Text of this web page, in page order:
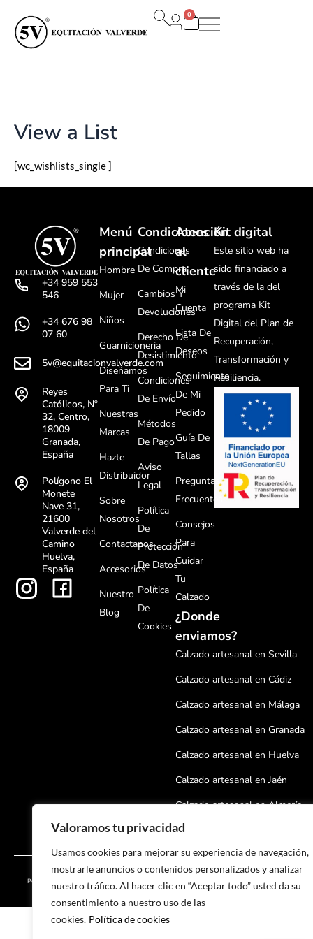
Valoramos tu privacidad
Usamos cookies para mejorar su experiencia de navegación,
mostrarle anuncios o contenidos personalizados y analizar
nuestro tráfico. Al hacer clic en “Aceptar todo” usted da su
consentimiento a nuestro uso de las
cookies. Política de cookies
contenido
0
Carrito
View a List
[wc_wishlists_single ]
+34 959 553
546
+34 676 98
07 60
5v@equitacionvalverde.com
Reyes
Católicos, Nº
32, Centro,
18009
Granada,
España
Polígono El
Monete
Nave 31,
21600
Valverde del
Camino
Huelva,
España
Menú
principal
Hombre
Mujer
Niños
Guarnicioneria
Diseñamos
Para Ti
Nuestras
Marcas
Hazte
Distribuidor
Sobre
Nosotros
Contactanos
Accesorios
Nuestro
Blog
Condiciones
Condiciones
De Compra
Cambios Y
Devoluciones
Derecho De
Desistimiento
Condiciones
De Envío
Métodos
De Pago
Aviso
Legal
Política
De
Protección
De Datos
Política
De
Cookies
Atención
al
cliente
Mi
Cuenta
Lista De
Deseos
Seguimiento
De Mi
Pedido
Guía De
Tallas
Preguntas
Frecuentes
Consejos
Para
Cuidar
Tu
Calzado
¿Donde
enviamos?
Calzado artesanal en Sevilla
Calzado artesanal en Cádiz
Calzado artesanal en Málaga
Calzado artesanal en Granada
Calzado artesanal en Huelva
Calzado artesanal en Jaén
Calzado artesanal en Almería
Calzado artesanal en Córdoba
Calzado artesanal en Badajoz
Calzado artesanal en Cáceres
Calzado artesanal en
Kit digital
Este sitio web ha
sido financiado a
través de la del
programa Kit
Digital del Plan de
Recuperación,
Transformación y
Resiliencia.
Aviso legal
Políticas de Protección de Datos
Políticas de cookies
Copyright © 2024 SPORT & EQUITACIÓN VALVERDE S.L |
Desarrollado por
Onlinehuelva®